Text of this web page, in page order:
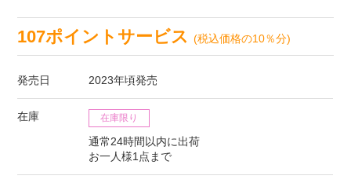
107ポイントサービス(税込価格の10％分)
発売日 2023年頃発売
在庫 在庫限り
通常24時間以内に出荷
お一人様1点まで